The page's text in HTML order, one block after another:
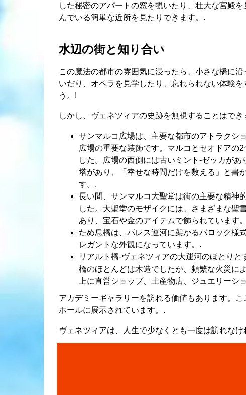
した秘密のアパートの窓を覗いたり、壮大な宮殿
んでいる簡単な近所を見たりできます。.
水辺の街と知り合い
この魔法の都市の雰囲気に浸ったら、小さな橋に
いだり、オペラを見学したり、忘れられない体験
う。!
しかし、ヴェネツィアの史跡を無視することはで
サンマルコ広場は、主要な都市のアトラクシ
広場の重要な装飾です。マルコとセオドアの
した。広場の西側には古いミント-ゼッカが
塔があり、「幸せな時間だけを数える」と書
す。.
長い間、サンマルコ大聖堂は街の主要な精神
した。大聖堂のモザイクには、さまざまな聖
あり、宝石や金のアイテムで飾られています
ため息橋は、パレス運河に架かるバロック様
レガントな外観になっています。.
リアルト橋-ヴェネツィアの大運河のほとりと
橋のほとんどは木造でしたが、頻繁な火災に
上に直営ショップ、土産物店、ジュエリーシ
アカデミーギャラリーを訪れる価値もあります。
ホールに展示されています。.
ヴェネツィアは、人生で少なくとも一度は訪れな